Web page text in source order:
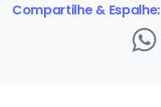
Compartilhe & Espalhe: